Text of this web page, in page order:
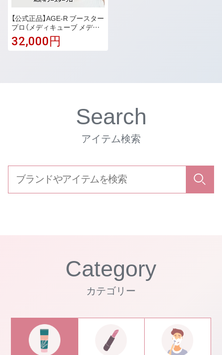
【公式正品】AGE-R ブースター
プロ（メディキューブ メディ
キューブ美顔器 韓国エステ 美
顔器 美容家電 美容機器 コー
32,000円
Search
アイテム検索
Category
カテゴリー